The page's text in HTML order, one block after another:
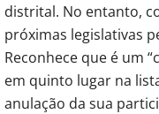
distrital. No entanto,
próximas legislativas
Reconhece que é um
em quinto lugar na
anulação da sua